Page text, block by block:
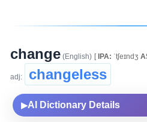
change (English) [IPA: ˈtʃeɪndʒ
adj: changeless
▶AI Dictionary Details